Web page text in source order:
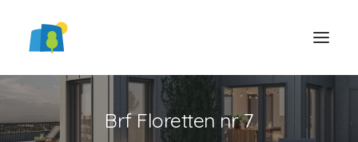
Brf Floretten nr 7